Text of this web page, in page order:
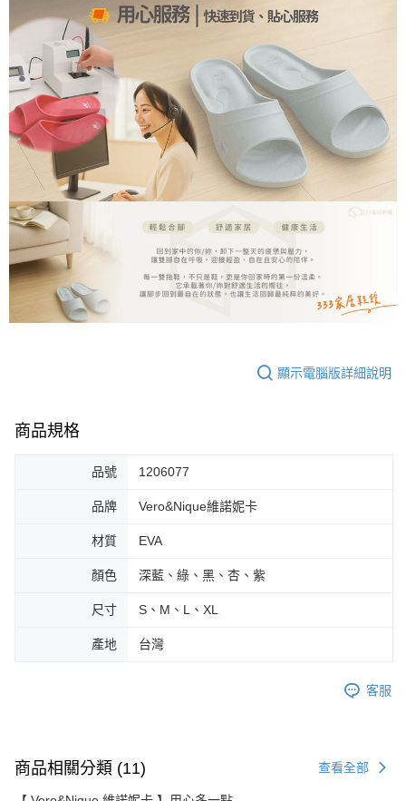
顯示電腦版詳細說明
商品規格
品號 1206077
品牌 Vero&Nique維諾妮卡
材質 EVA
顏色 深藍、綠、黑、杏、紫
尺寸 S、M、L、XL
產地 台灣
客服
商品相關分類 (11) 查看全部